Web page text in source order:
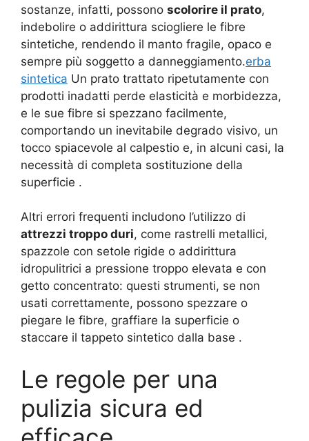
sostanze, infatti, possono scolorire il prato,
indebolire o addirittura sciogliere le fibre
sintetiche, rendendo il manto fragile, opaco e
sempre più soggetto a danneggiamento.erba
sintetica Un prato trattato ripetutamente con
prodotti inadatti perde elasticità e morbidezza,
e le sue fibre si spezzano facilmente,
comportando un inevitabile degrado visivo, un
tocco spiacevole al calpestio e, in alcuni casi, la
necessità di completa sostituzione della
superficie .
Altri errori frequenti includono l’utilizzo di
attrezzi troppo duri, come rastrelli metallici,
spazzole con setole rigide o addirittura
idropulitrici a pressione troppo elevata e con
getto concentrato: questi strumenti, se non
usati correttamente, possono spezzare o
piegare le fibre, graffiare la superficie o
staccare il tappeto sintetico dalla base .
Le regole per una
pulizia sicura ed